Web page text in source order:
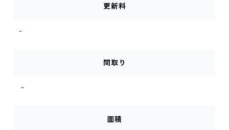
更新料
-
間取り
－
面積